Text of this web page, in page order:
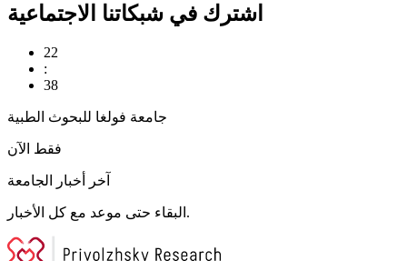
اشترك في شبكاتنا الاجتماعية
22
:
38
جامعة فولغا للبحوث الطبية
فقط الآن
آخر أخبار الجامعة
البقاء حتى موعد مع كل الأخبار.